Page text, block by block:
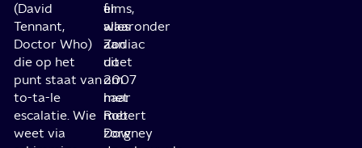
(David
Tennant,
Doctor Who)
die op het
punt staat van
to-ta-le
escalatie. Wie
weet via
films,
waaronder
Zodiac
uit
2007
met
Robert
Downey
er
alles
aan
doet
om
haar
met
zorg